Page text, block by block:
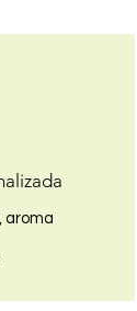
aroma